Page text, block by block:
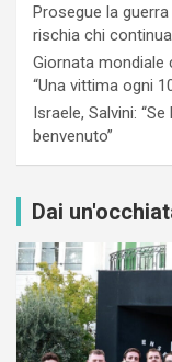
Prosegue la
rischia chi
Giornata mondiale
“Una vittima ogni
Israele, Salvini:
benvenuto”
Dai